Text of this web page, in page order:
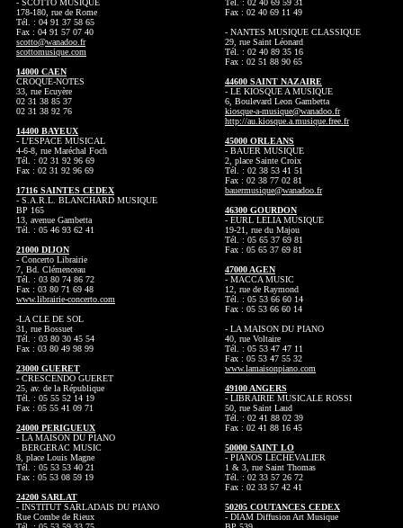
- SCOTTO MUSIQUE
178-180, rue de Rome
Tél. : 04 91 37 58 65
Fax : 04 91 57 07 40
scotto@wanadoo.fr
scottomusique.com
14000 CAEN
CROQUE-NOTES
33, rue Ecuyère
02 31 38 85 37
02 31 38 92 76
14400 BAYEUX
- L’ESPACE MUSICAL
4-6-8, rue Maréchal Foch
Tél. : 02 31 92 96 69
Fax : 02 31 92 96 69
17116 SAINTES CEDEX
- S.A.R.L. BLANCHARD MUSIQUE
BP 165
13, avenue Gambetta
Tél. : 05 46 93 62 41
21000 DIJON
- Concerto Librairie
7, Bd. Clémenceau
Tél. : 03 80 74 86 72
Fax : 03 80 71 69 48
www.librairie-concerto.com
-LA CLE DE SOL
31, rue Bossuet
Tél. : 03 80 30 45 54
Fax : 03 80 49 98 99
23000 GUERET
- CRESCENDO GUERET
25, av. de la République
Tél. : 05 55 52 14 19
Fax : 05 55 41 09 71
24000 PERIGUEUX
- LA MAISON DU PIANO
BERGERAC MUSIC
8, place Louis Magne
Tél. : 05 53 53 40 21
Fax : 05 53 08 59 19
24200 SARLAT
- INSTITUT SARLADAIS DU PIANO
Rue Combe de Rieux
Tél. : 02 40 69 59 31
Fax : 02 40 69 11 49
- NANTES MUSIQUE CLASSIQUE
29, rue Saint Léonard
Tél. : 02 40 89 35 16
Fax : 02 51 88 90 65
44600 SAINT NAZAIRE
- LE KIOSQUE A MUSIQUE
6, Boulevard Leon Gambetta
kiosque-a-musique@wanadoo.fr
http://au.kiosque.a.musique.free.fr
45000 ORLEANS
- BAUER MUSIQUE
2, place Sainte Croix
Tél. : 02 38 53 41 51
Fax : 02 38 77 02 81
bauermusique@wanadoo.fr
46300 GOURDON
- EURL LELIA MUSIQUE
19-21, rue du Majou
Tél. : 05 65 37 69 81
Fax : 05 65 37 69 81
47000 AGEN
- MACCA MUSIC
12, rue de Raymond
Tél. : 05 53 66 60 14
Fax : 05 53 66 60 14
- LA MAISON DU PIANO
40, rue Voltaire
Tél. : 05 53 47 47 11
Fax : 05 53 47 55 32
www.lamaisonpiano.com
49100 ANGERS
- LIBRAIRIE MUSICALE ROSSI
50, rue Saint Laud
Tél. : 02 41 88 02 39
Fax : 02 41 88 16 45
50000 SAINT LO
- PIANOS LECHEVALIER
1 & 3, rue Saint Thomas
Tél. : 02 33 57 26 72
Fax : 02 33 57 42 41
50205 COUTANCES CEDEX
- DIAM Diffusion Art Musique